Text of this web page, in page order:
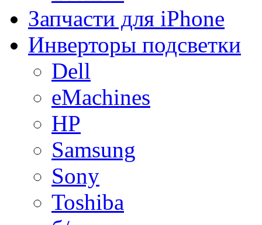
Запчасти для iPhone
Инверторы подсветки
Dell
eMachines
HP
Samsung
Sony
Toshiba